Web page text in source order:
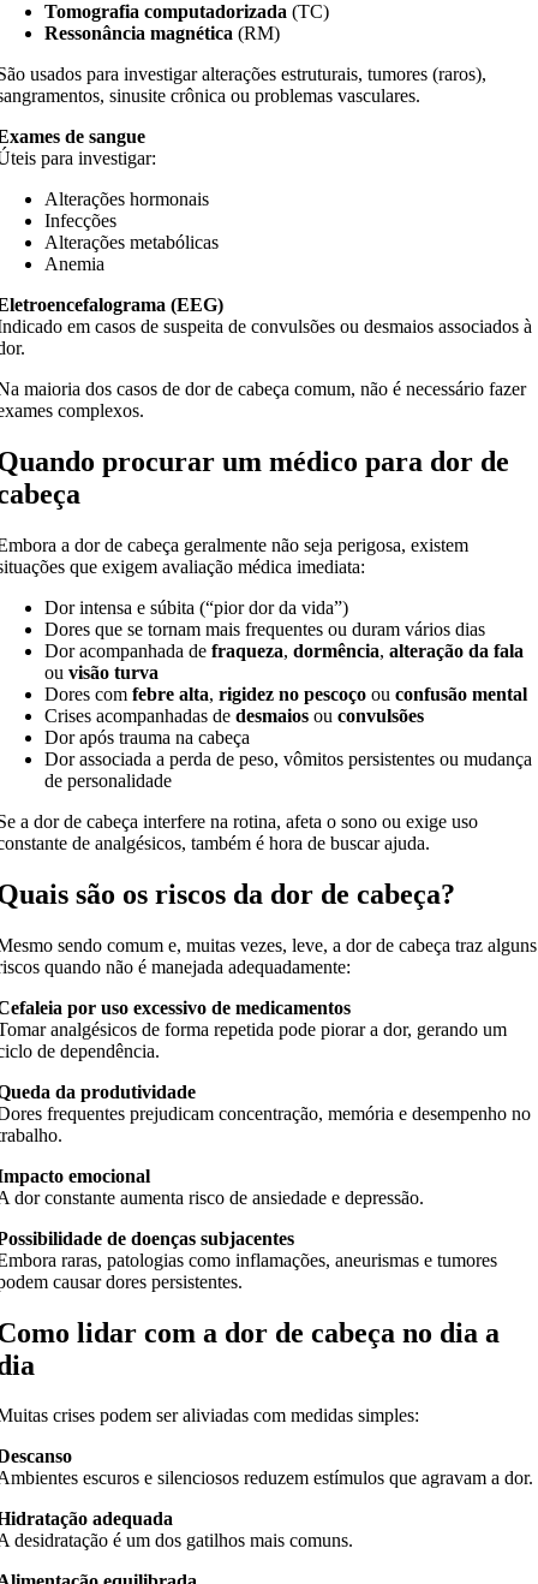
Tomografia computadorizada (TC)
Ressonância magnética (RM)
usados para investigar alterações estruturais, tumores (raros),
sinusite crônica ou problemas vasculares.
de sangue
para investigar:
Alterações hormonais
Infecções
Alterações metabólicas
Anemia
(EEG)
em casos de suspeita de convulsões ou desmaios associados à
maioria dos casos de dor de cabeça comum, não é necessário fazer
complexos.
procurar um médico para dor de
a dor de cabeça geralmente não seja perigosa, existem
que exigem avaliação médica imediata:
Dor intensa e súbita (“pior dor da vida”)
Dores que se tornam mais frequentes ou duram vários dias
Dor acompanhada defraqueza,dormência,alteração da fala
ouvisão turva
Dores comfebre alta,rigidez no pescoço ouconfusão mental
Crises acompanhadas dedesmaios ouconvulsões
Dor após trauma na cabeça
Dor associada a perda de peso, vômitos persistentes ou mudança
de personalidade
a dor de cabeça interfere na rotina, afeta o sono ou exige uso
de analgésicos, também é hora de buscar ajuda.
são os riscos da dor de cabeça?
sendo comum e, muitas vezes, leve, a dor de cabeça traz alguns
quando não é manejada adequadamente:
por uso excessivo de medicamentos
analgésicos de forma repetida pode piorar a dor, gerando um
de dependência.
da produtividade
frequentes prejudicam concentração, memória e desempenho no
emocional
dor constante aumenta risco de ansiedade e depressão.
de doenças subjacentes
raras, patologias como inflamações, aneurismas e tumores
causar dores persistentes.
lidar com a dor de cabeça no dia a
crises podem ser aliviadas com medidas simples:
escuros e silenciosos reduzem estímulos que agravam a dor.
adequada
desidratação é um dos gatilhos mais comuns.